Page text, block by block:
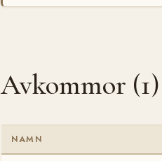
Avkommor (1)
NAMN